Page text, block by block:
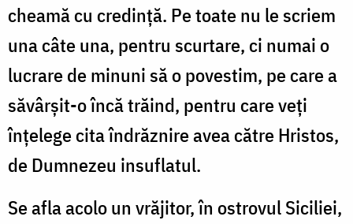
cheamă cu credință. Pe toate nu le scriem
una câte una, pentru scurtare, ci numai o
lucrare de minuni să o povestim, pe care a
săvârșit-o încă trăind, pentru care veți
înțelege cita îndrăznire avea către Hristos,
de Dumnezeu insuflatul.
Se afla acolo un vrăjitor, în ostrovul Siciliei,